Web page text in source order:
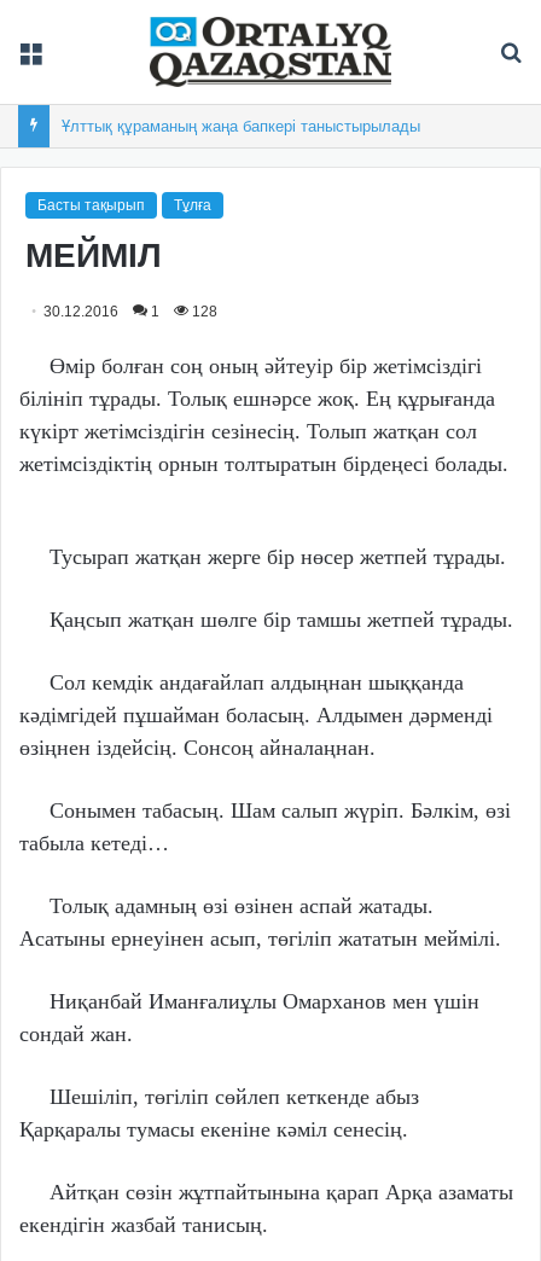
Ұлттық құраманың жаңа бапкері таныстырылады
Басты тақырып Тұлға
МЕЙМІЛ
30.12.2016 1 128
Өмір болған соң оның әйтеуір бір жетімсіздігі
білініп тұрады. Толық ешнәрсе жоқ. Ең құрығанда
күкірт жетімсіздігін сезінесің. Толып жатқан сол
жетімсіздіктің орнын толтыратын бірдеңесі болады.
Тусырап жатқан жерге бір нөсер жетпей тұрады.
Қаңсып жатқан шөлге бір тамшы жетпей тұрады.
Сол кемдік андағайлап алдыңнан шыққанда
кәдімгідей пұшайман боласың. Алдымен дәрменді
өзіңнен іздейсің. Сонсоң айналаңнан.
Сонымен табасың. Шам салып жүріп. Бәлкім, өзі
табыла кетеді…
Толық адамның өзі өзінен аспай жатады.
Асатыны ернеуінен асып, төгіліп жататын меймілі.
Ниқанбай Иманғалиұлы Омарханов мен үшін
сондай жан.
Шешіліп, төгіліп сөйлеп кеткенде абыз
Қарқаралы тумасы екеніне кәміл сенесің.
Айтқан сөзін жұтпайтынына қарап Арқа азаматы
екендігін жазбай танисың.